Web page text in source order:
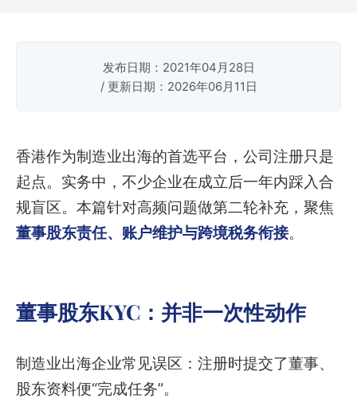
发布日期：2021年04月28日
/ 更新日期：2026年06月11日
香港作为制造业出海的首选平台，公司注册只是
起点。实务中，不少企业在成立后一年内踩入合
规盲区。本篇针对高频问题做第二轮补充，聚焦
董事股东责任、账户维护与跨境税务衔接。
董事股东KYC：并非一次性动作
制造业出海企业常见误区：注册时提交了董事、
股东资料便“完成任务”。